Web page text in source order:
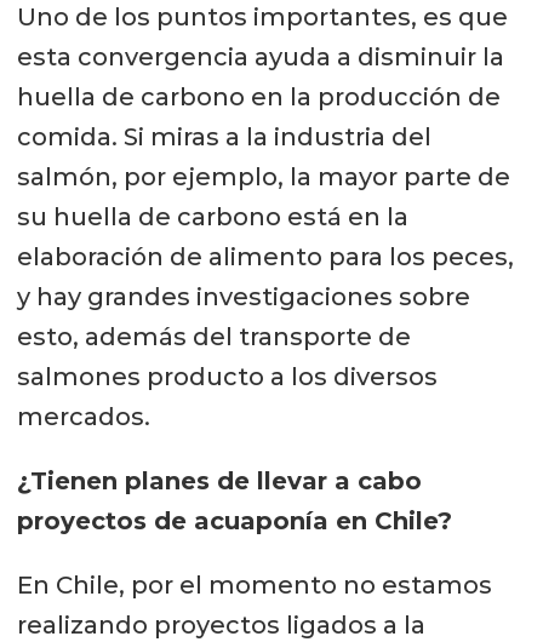
Uno de los puntos importantes, es que
esta convergencia ayuda a disminuir la
huella de carbono en la producción de
comida. Si miras a la industria del
salmón, por ejemplo, la mayor parte de
su huella de carbono está en la
elaboración de alimento para los peces,
y hay grandes investigaciones sobre
esto, además del transporte de
salmones producto a los diversos
mercados.
¿Tienen planes de llevar a cabo
proyectos de acuaponía en Chile?
En Chile, por el momento no estamos
realizando proyectos ligados a la